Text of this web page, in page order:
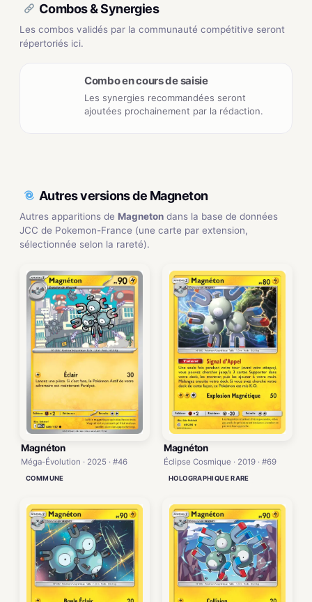
Combos & Synergies
Les combos validés par la communauté compétitive seront
répertoriés ici.
Combo en cours de saisie
Les synergies recommandées seront
ajoutées prochainement par la rédaction.
Autres versions de Magneton
Autres apparitions de Magneton dans la base de données
JCC de Pokemon-France (une carte par extension,
sélectionnée selon la rareté).
Magnéton
Méga-Évolution · 2025 · #46
COMMUNE
Magnéton
Éclipse Cosmique · 2019 · #69
HOLOGRAPHIQUE RARE